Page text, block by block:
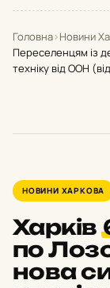
Головна›Новини
Переселенцям із
техніку від ООН
НОВИНИ ХАРКОВА
Харків
по
нова